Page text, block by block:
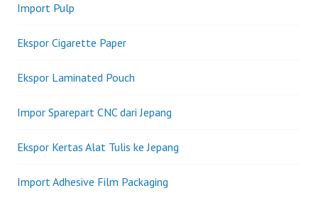
Import Pulp
Ekspor Cigarette Paper
Ekspor Laminated Pouch
Impor Sparepart CNC dari Jepang
Ekspor Kertas Alat Tulis ke Jepang
Import Adhesive Film Packaging